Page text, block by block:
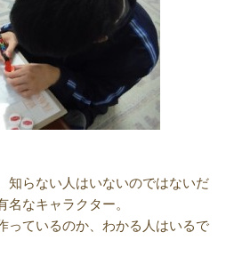
知らない人はいないのではないだ
なキャラクター。
っているのか、わかる人はいるで